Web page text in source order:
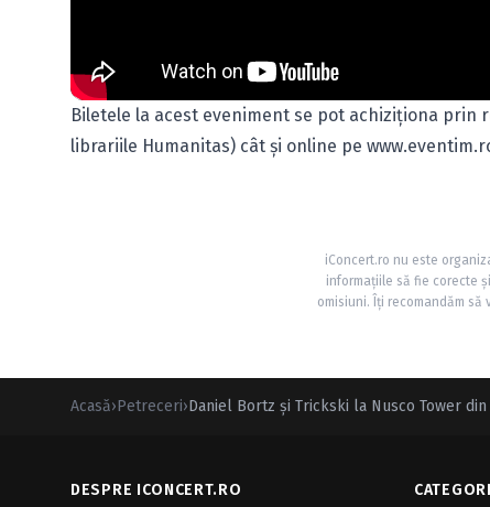
Biletele la acest eveniment se pot achiziţiona prin
librariile Humanitas) cât şi online pe
iConcert.ro nu este
informațiile să fie corecte
omisiuni. Îți recomandăm
Acasă›Petreceri›Daniel Bortz şi Trickski la Nusco Tower
DESPRE ICONCERT.RO